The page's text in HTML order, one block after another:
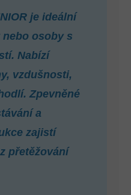
je ideální
osoby s
Nabízí
vzdušnosti,
Zpevněné
a
zajistí
přetěžování